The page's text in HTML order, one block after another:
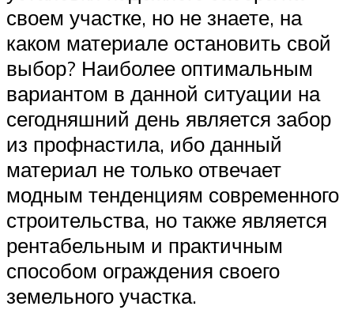
своем участке, но не знаете, на
каком материале остановить свой
выбор? Наиболее оптимальным
вариантом в данной ситуации на
сегодняшний день является забор
из профнастила, ибо данный
материал не только отвечает
модным тенденциям современного
строительства, но также является
рентабельным и практичным
способом ограждения своего
земельного участка.